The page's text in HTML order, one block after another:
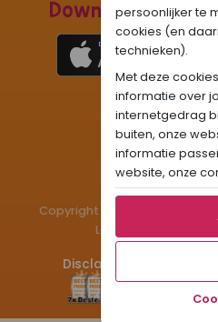
Download de
Onze gifjes al
Beleef
Copyright © 1983 - 2026
Laigsingh Holding.
Disclaimer Privacy
persoonlijker te
cookies (en
technieken).
Met deze
informatie over
internetgedrag
buiten, onze
informatie
website, onze
aan op jouw
kan je door
Als je op
Lobi
media en